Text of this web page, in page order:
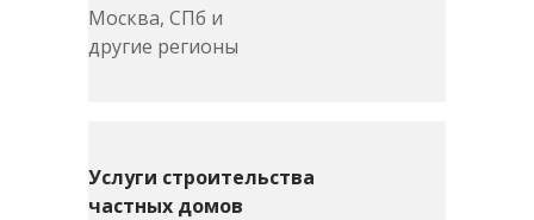
Москва, СПб и
другие регионы
Услуги строительства
частных домов